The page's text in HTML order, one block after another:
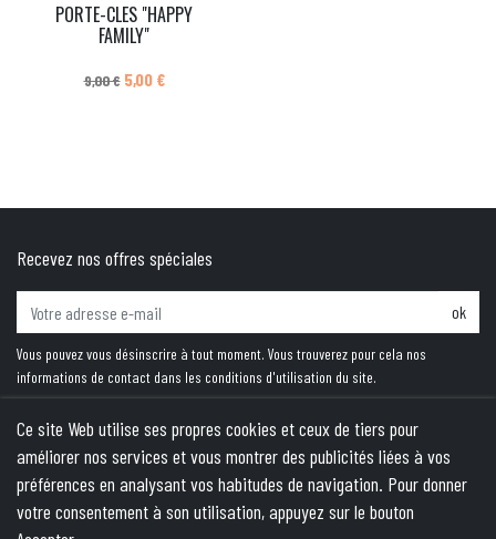
PORTE-CLES "HAPPY
FAMILY"
Prix de base
9,00 € Prix
5,00 €
Recevez nos offres spéciales
ok
Vous pouvez vous désinscrire à tout moment. Vous trouverez pour cela nos
informations de contact dans les conditions d'utilisation du site.
PRODUITS
NOTRE SOCIÉTÉ
Ce site Web utilise ses propres cookies et ceux de tiers pour
améliorer nos services et vous montrer des publicités liées à vos
préférences en analysant vos habitudes de navigation. Pour donner
votre consentement à son utilisation, appuyez sur le bouton